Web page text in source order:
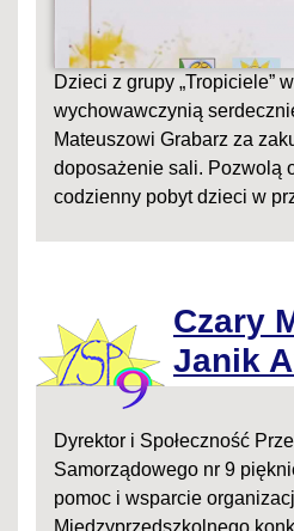
Dzieci z grupy „Tropiciele”
wychowawczynią
Mateuszowi Grabarz za
doposażenie sali. Pozwolą
codzienny pobyt dzieci w
Czary
Janik
Dyrektor i Społeczność
Samorządowego nr 9
pomoc i wsparcie